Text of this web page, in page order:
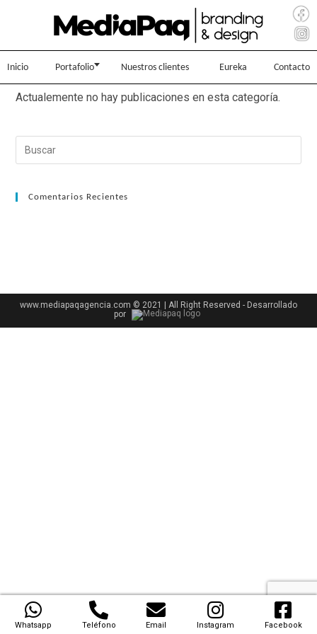
Inicio Portafolio Nuestros clientes Eureka Contacto
Actualemente no hay publicaciones en esta categoría.
Comentarios Recientes
www.mediapaqagencia.com © 2021 | All Right Reserved - Desarrollado
por
Whatsapp Teléfono Email Instagram Facebook